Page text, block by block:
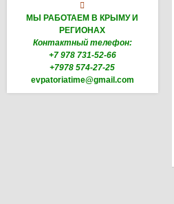

МЫ РАБОТАЕМ В КРЫМУ И
РЕГИОНАХ
Контактный телефон:
+7 978 731-52-66
+7978 574-27-25
evpatoriatime@gmail.com